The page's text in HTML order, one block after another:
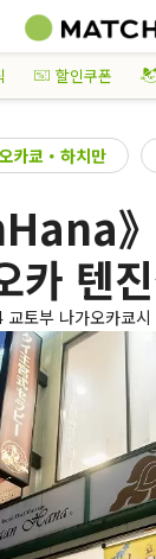
할인쿠폰
카쿄・하치만
카 텐
토부 나가오카쿄